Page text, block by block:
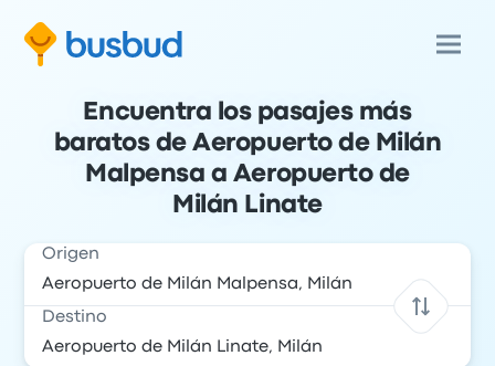
Encuentra los pasajes más
baratos de Aeropuerto de Milán
Malpensa a Aeropuerto de
Milán Linate
Origen
Destino